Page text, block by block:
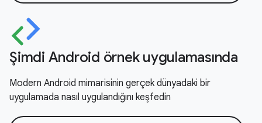
Şimdi Android örnek uygulamasında
Modern Android mimarisinin gerçek dünyadaki bir
uygulamada nasıl uygulandığını keşfedin